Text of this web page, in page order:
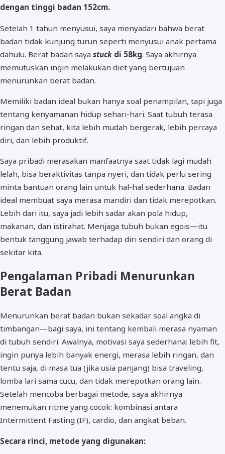
dengan tinggi badan 152cm.
Setelah 1 tahun menyusui, saya menyadari bahwa berat
badan tidak kunjung turun seperti menyusui anak pertama
dahulu. Berat badan saya stuck di 58kg. Saya akhirnya
memutuskan ingin melakukan diet yang bertujuan
menurunkan berat badan.
Memiliki badan ideal bukan hanya soal penampilan, tapi juga
tentang kenyamanan hidup sehari-hari. Saat tubuh terasa
ringan dan sehat, kita lebih mudah bergerak, lebih percaya
diri, dan lebih produktif.
Saya pribadi merasakan manfaatnya saat tidak lagi mudah
lelah, bisa beraktivitas tanpa nyeri, dan tidak perlu sering
minta bantuan orang lain untuk hal-hal sederhana. Badan
ideal membuat saya merasa mandiri dan tidak merepotkan.
Lebih dari itu, saya jadi lebih sadar akan pola hidup,
makanan, dan istirahat. Menjaga tubuh bukan egois—itu
bentuk tanggung jawab terhadap diri sendiri dan orang di
sekitar kita.
Pengalaman Pribadi Menurunkan
Berat Badan
Menurunkan berat badan bukan sekadar soal angka di
timbangan—bagi saya, ini tentang kembali merasa nyaman
di tubuh sendiri. Awalnya, motivasi saya sederhana: lebih fit,
ingin punya lebih banyak energi, merasa lebih ringan, dan
tentu saja, di masa tua (jika usia panjang) bisa traveling,
lomba lari sama cucu, dan tidak merepotkan orang lain.
Setelah mencoba berbagai metode, saya akhirnya
menemukan ritme yang cocok: kombinasi antara
Intermittent Fasting (IF), cardio, dan angkat beban.
Secara rinci, metode yang digunakan: